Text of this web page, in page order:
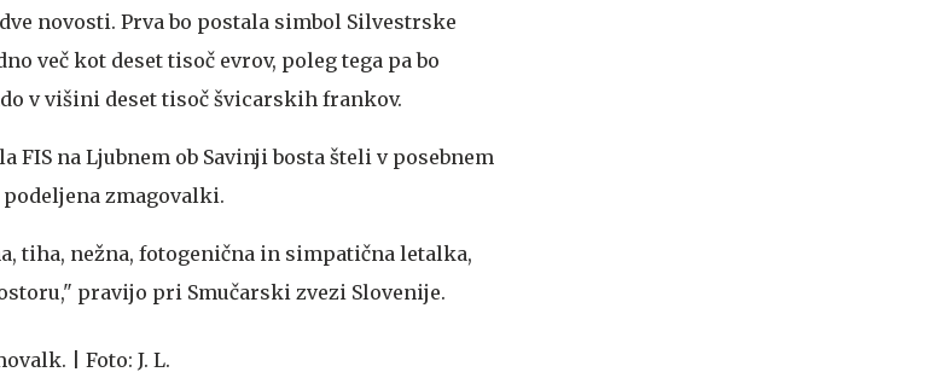
novosti. Prva bo postala simbol Silvestrske
več kot deset tisoč evrov, poleg tega pa bo
v višini deset tisoč švicarskih frankov.
FIS na Ljubnem ob Savinji bosta šteli v posebnem
zmagovalki.
tiha, nežna, fotogenična in simpatična letalka,
pravijo pri Smučarski zvezi Slovenije.